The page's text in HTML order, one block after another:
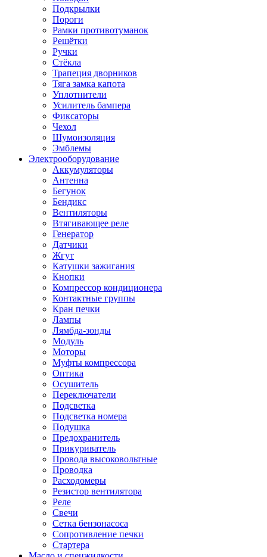
Подкрылки
Пороги
Рамки противотуманок
Решётки
Ручки
Стёкла
Трапеция дворников
Тяга замка капота
Уплотнители
Усилитель бампера
Фиксаторы
Чехол
Шумоизоляция
Эмблемы
Электрооборудование
Аккумуляторы
Антенна
Бегунок
Бендикс
Вентиляторы
Втягивающее реле
Генератор
Датчики
Жгут
Катушки зажигания
Кнопки
Компрессор кондиционера
Контактные группы
Кран печки
Лампы
Лямбда-зонды
Модуль
Моторы
Муфты компрессора
Оптика
Осушитель
Переключатели
Подсветка
Подсветка номера
Подушка
Предохранитель
Прикуриватель
Провода высоковольтные
Проводка
Расходомеры
Резистор вентилятора
Реле
Свечи
Сетка бензонасоса
Сопротивление печки
Стартера